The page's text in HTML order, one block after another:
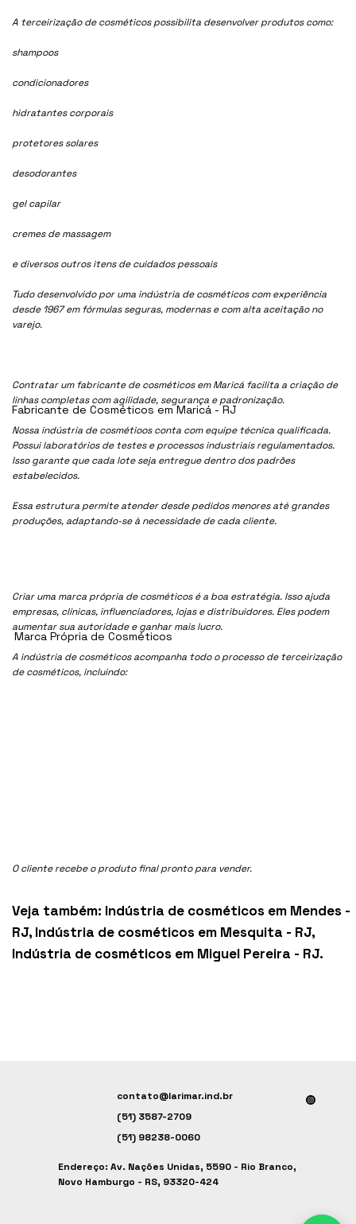
A terceirização de cosméticos possibilita desenvolver produtos como:
shampoos
condicionadores
hidratantes corporais
protetores solares
desodorantes
gel capilar
cremes de massagem
e diversos outros itens de cuidados pessoais
Tudo desenvolvido por uma indústria de cosméticos com experiência
desde 1967 em fórmulas seguras, modernas e com alta aceitação no
varejo.
Contratar um fabricante de cosméticos em Maricá facilita a criação de
linhas completas com agilidade, segurança e padronização.
Nossa indústria de cosmétioos conta com equipe técnica qualificada.
Possui laboratórios de testes e processos industriais regulamentados.
Isso garante que cada lote seja entregue dentro dos padrões
estabelecidos.
Essa estrutura permite atender desde pedidos menores até grandes
produções, adaptando-se à necessidade de cada cliente.
Criar uma marca própria de cosméticos é a boa estratégia. Isso ajuda
empresas, clínicas, influenciadores, lojas e distribuidores. Eles podem
aumentar sua autoridade e ganhar mais lucro.
A indústria de cosméticos acompanha todo o processo de terceirização
de cosméticos, incluindo:
O cliente recebe o produto final pronto para vender.
Veja também: Indústria de cosméticos em Mendes -
RJ, Indústria de cosméticos em Mesquita - RJ,
Indústria de cosméticos em Miguel Pereira - RJ.
Fabricante de Cosméticos em Maricá - RJ
Marca Própria de Cosméticos
contato@larimar.ind.br
(51) 3587-2709
(51) 98238-0060
Endereço: Av. Nações Unidas, 5590 - Rio Branco,
Novo Hamburgo - RS, 93320-424